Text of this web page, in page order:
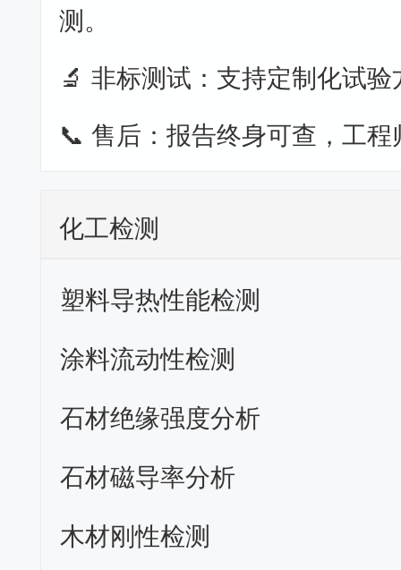
测。
🔬 非标测试：支持定制化试
📞 售后：报告终身可查，工
化工检测
塑料导热性能检测
涂料流动性检测
石材绝缘强度分析
石材磁导率分析
木材刚性检测